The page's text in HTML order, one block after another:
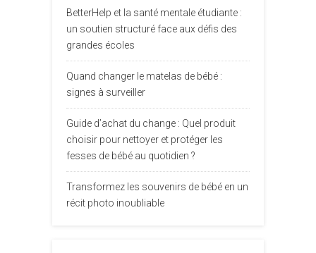
BetterHelp et la santé mentale étudiante :
un soutien structuré face aux défis des
grandes écoles
Quand changer le matelas de bébé :
signes à surveiller
Guide d’achat du change : Quel produit
choisir pour nettoyer et protéger les
fesses de bébé au quotidien ?
Transformez les souvenirs de bébé en un
récit photo inoubliable